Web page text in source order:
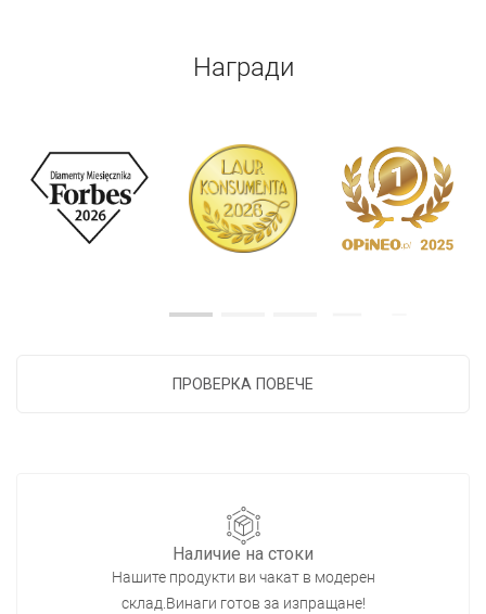
Награди
ПРОВЕРКА ПОВЕЧЕ
Наличие на стоки
Нашите продукти ви чакат в модерен
склад.Винаги готов за изпращане!